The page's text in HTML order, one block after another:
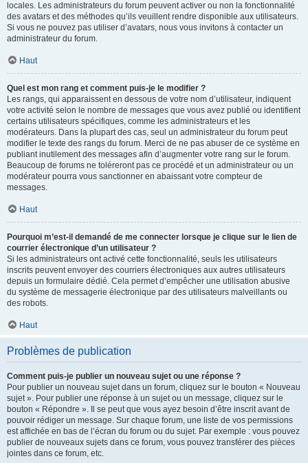
locales. Les administrateurs du forum peuvent activer ou non la fonctionnalité
des avatars et des méthodes qu’ils veuillent rendre disponible aux utilisateurs.
Si vous ne pouvez pas utiliser d’avatars, nous vous invitons à contacter un
administrateur du forum.
Haut
Quel est mon rang et comment puis-je le modifier ?
Les rangs, qui apparaissent en dessous de votre nom d’utilisateur, indiquent
votre activité selon le nombre de messages que vous avez publié ou identifient
certains utilisateurs spécifiques, comme les administrateurs et les
modérateurs. Dans la plupart des cas, seul un administrateur du forum peut
modifier le texte des rangs du forum. Merci de ne pas abuser de ce système en
publiant inutilement des messages afin d’augmenter votre rang sur le forum.
Beaucoup de forums ne toléreront pas ce procédé et un administrateur ou un
modérateur pourra vous sanctionner en abaissant votre compteur de
messages.
Haut
Pourquoi m’est-il demandé de me connecter lorsque je clique sur le lien de
courrier électronique d’un utilisateur ?
Si les administrateurs ont activé cette fonctionnalité, seuls les utilisateurs
inscrits peuvent envoyer des courriers électroniques aux autres utilisateurs
depuis un formulaire dédié. Cela permet d’empêcher une utilisation abusive
du système de messagerie électronique par des utilisateurs malveillants ou
des robots.
Haut
Problèmes de publication
Comment puis-je publier un nouveau sujet ou une réponse ?
Pour publier un nouveau sujet dans un forum, cliquez sur le bouton « Nouveau
sujet ». Pour publier une réponse à un sujet ou un message, cliquez sur le
bouton « Répondre ». Il se peut que vous ayez besoin d’être inscrit avant de
pouvoir rédiger un message. Sur chaque forum, une liste de vos permissions
est affichée en bas de l’écran du forum ou du sujet. Par exemple : vous pouvez
publier de nouveaux sujets dans ce forum, vous pouvez transférer des pièces
jointes dans ce forum, etc.